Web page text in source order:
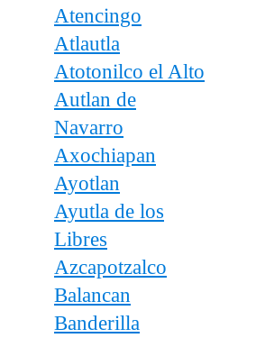
Atencingo
Atlautla
Atotonilco el Alto
Autlan de
Navarro
Axochiapan
Ayotlan
Ayutla de los
Libres
Azcapotzalco
Balancan
Banderilla